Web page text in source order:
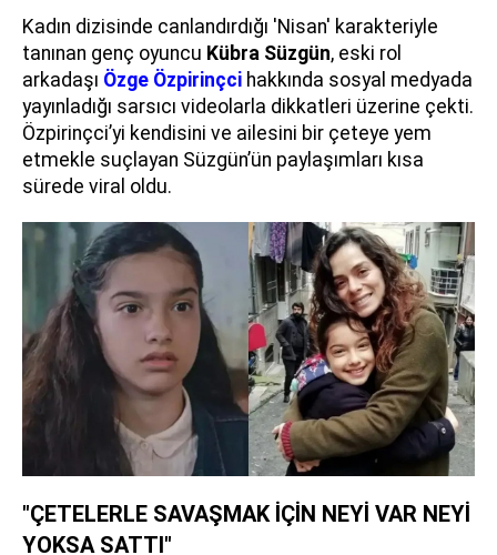
Kadın dizisinde canlandırdığı 'Nisan' karakteriyle
tanınan genç oyuncu Kübra Süzgün, eski rol
arkadaşı Özge Özpirinçci hakkında sosyal medyada
yayınladığı sarsıcı videolarla dikkatleri üzerine çekti.
Özpirinçci’yi kendisini ve ailesini bir çeteye yem
etmekle suçlayan Süzgün’ün paylaşımları kısa
sürede viral oldu.
"ÇETELERLE SAVAŞMAK İÇİN NEYİ VAR NEYİ
YOKSA SATTI"